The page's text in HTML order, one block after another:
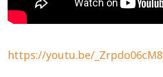
https://youtu.be/_Zrpdo06cM8